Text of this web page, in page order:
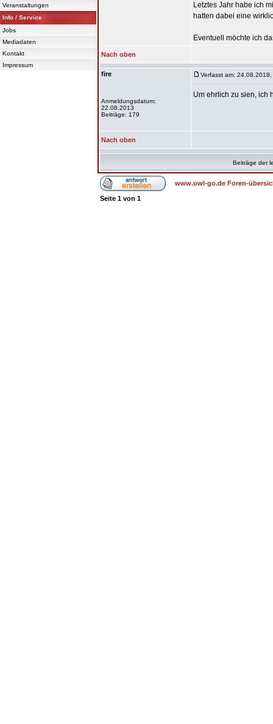
Veranstaltungen
Info / Service
Jobs
Mediadaten
Kontakt
Impressum
Letztes Jahr habe ich
hatten dabei eine
Eventuell möchte ich
Nach oben
fire
Anmeldungsdatum:
22.08.2013
Beiträge: 179
Verfasst am:
Um ehrlich zu sien, ich
Nach oben
Beiträge der
www.owl-go.de Foren-
Seite 1 von 1